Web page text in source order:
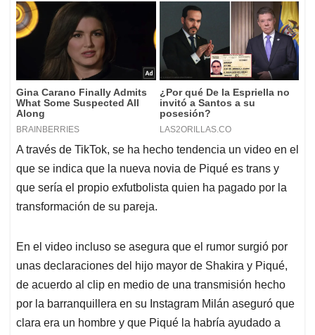
A través de TikTok, se ha hecho tendencia un video en el
que se indica que la nueva novia de Piqué es trans y
que sería el propio exfutbolista quien ha pagado por la
transformación de su pareja.
En el video incluso se asegura que el rumor surgió por
unas declaraciones del hijo mayor de Shakira y Piqué,
de acuerdo al clip en medio de una transmisión hecho
por la barranquillera en su Instagram Milán aseguró que
clara era un hombre y que Piqué la habría ayudado a